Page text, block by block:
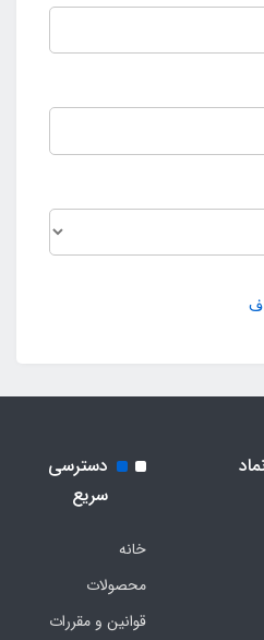
دسترسی
سریع
خانه
محصولات
قوانین و مقررات